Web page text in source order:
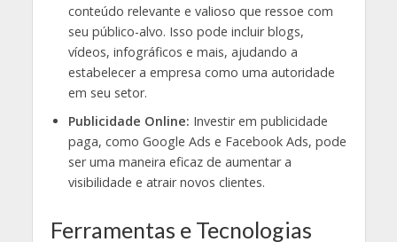
conteúdo relevante e valioso que ressoe com
seu público-alvo. Isso pode incluir blogs,
vídeos, infográficos e mais, ajudando a
estabelecer a empresa como uma autoridade
em seu setor.
Publicidade Online: Investir em publicidade
paga, como Google Ads e Facebook Ads, pode
ser uma maneira eficaz de aumentar a
visibilidade e atrair novos clientes.
Ferramentas e Tecnologias